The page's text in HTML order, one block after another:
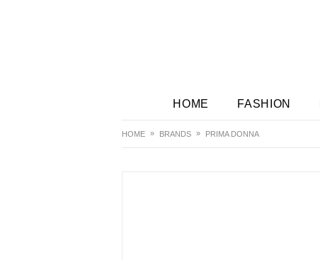
HOME FASHION
HOME BRANDS PRIMA DONNA